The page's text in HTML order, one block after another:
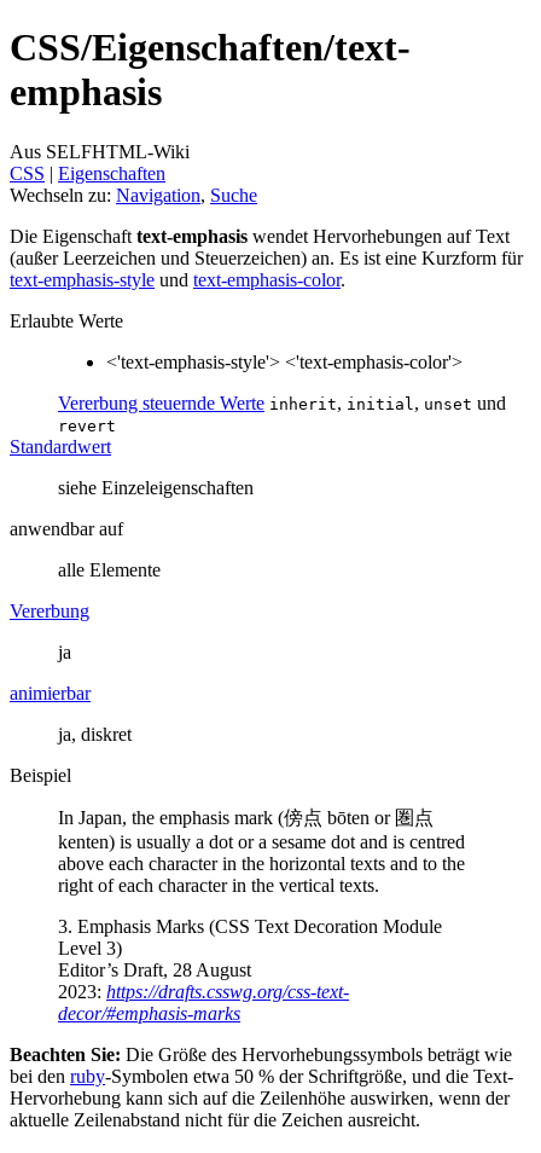
CSS/Eigenschaften/text-
emphasis
Aus SELFHTML-Wiki
CSS ‎ | Eigenschaften
Wechseln zu: Navigation, Suche
Die Eigenschaft text-emphasis wendet Hervorhebungen auf Text
(außer Leerzeichen und Steuerzeichen) an. Es ist eine Kurzform für
text-emphasis-style und text-emphasis-color.
Erlaubte Werte
<'text-emphasis-style'> <'text-emphasis-color'>
Vererbung steuernde Werte inherit, initial , unset und
revert
Standardwert
siehe Einzeleigenschaften
anwendbar auf
alle Elemente
Vererbung
ja
animierbar
ja, diskret
Beispiel
In Japan, the emphasis mark (傍点 bōten or 圏点
kenten) is usually a dot or a sesame dot and is centred
above each character in the horizontal texts and to the
right of each character in the vertical texts.
3. Emphasis Marks (CSS Text Decoration Module
Level 3)
Editor’s Draft, 28 August
2023: https://drafts.csswg.org/css-text-
decor/#emphasis-marks
Beachten Sie: Die Größe des Hervorhebungssymbols beträgt wie
bei den ruby-Symbolen etwa 50 % der Schriftgröße, und die Text-
Hervorhebung kann sich auf die Zeilenhöhe auswirken, wenn der
aktuelle Zeilenabstand nicht für die Zeichen ausreicht.